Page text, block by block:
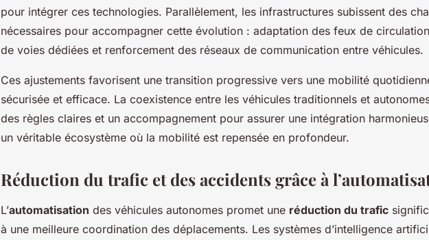
pour intégrer ces technologies. Parallèlement, les infrastructures subissent des
nécessaires pour accompagner cette évolution : adaptation des feux de
de voies dédiées et renforcement des réseaux de communication entre véhicules.
Ces ajustements favorisent une transition progressive vers une mobilité
sécurisée et efficace. La coexistence entre les véhicules traditionnels et
des règles claires et un accompagnement pour assurer une intégration
un véritable écosystème où la mobilité est repensée en profondeur.
Réduction du trafic et des accidents grâce à
L’automatisation des véhicules autonomes promet une réduction du trafic
à une meilleure coordination des déplacements. Les systèmes d’intelligence